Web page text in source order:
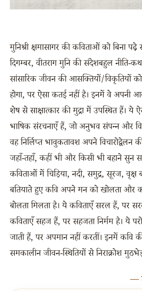
मुनिश्री क्षमासागर की कविताओं को बिना
दिगम्बर, वीतराग मुनि की संदेशबहुल नीति-
सांसारिक जीवन की आसक्तियों/विकृतियों
होगा, पर ऐसा कतई नहीं है। इनमें वे अपनी
शेष से साक्षात्कार की मुद्रा में उपस्थित हैं।
भाषिक संरचनाएँ हैं, जो अनुभव संपन्न और
वह निर्लिप्त भावुकतावश अपने विचारोद्वेलन
जहाँ-तहाँ, कहीं भी और किसी भी बहाने सुन
कविताओं में चिड़िया, नदी, समुद्र, सूरज,
बतियाते हुए कवि अपने मन को खोलता
बोलता मिलता है। ये कविताएँ सरल हैं, पर
कविताएँ सहज हैं, पर सहजता निर्मम है। ये
जाती हैं, पर अपमान नहीं करतीं। इनमें कवि की
समकालीन जीवन-स्थितियों से निराक्रोश
—